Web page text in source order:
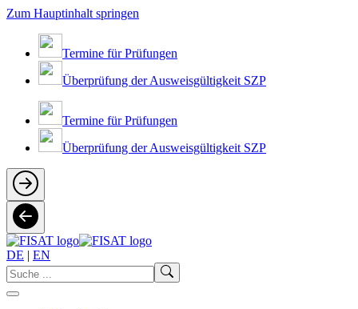
Zum Hauptinhalt springen
Termine für Prüfungen
Überprüfung der Ausweisgültigkeit SZP
Termine für Prüfungen
Überprüfung der Ausweisgültigkeit SZP
DE | EN